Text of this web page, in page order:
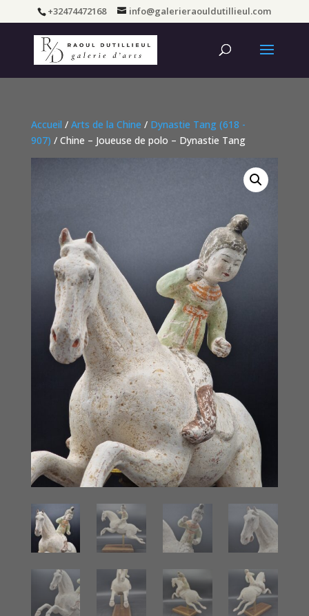
+32474472168 info@galerieraouldutillieul.com
Accueil / Arts de la Chine / Dynastie Tang (618 -
907) / Chine – Joueuse de polo – Dynastie Tang